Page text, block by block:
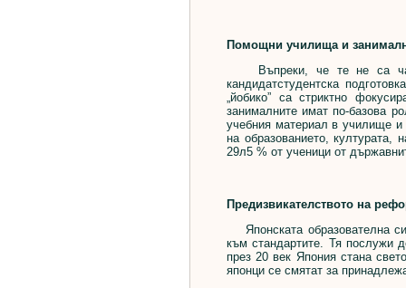
Помощни училища и
Въпреки, че те не са част
кандидатстудентска
„йобико” са стриктно
занималните имат по-базова
учебния материал в училище и
на образованието, културата,
29л5 % от ученици от
Предизвикателството на
Японската образователна
към стандартите. Тя послужи
през 20 век Япония стана
японци се смятат за